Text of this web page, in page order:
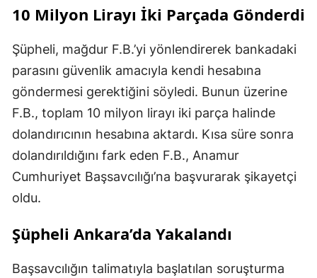
10 Milyon Lirayı İki Parçada Gönderdi
Şüpheli, mağdur F.B.’yi yönlendirerek bankadaki
parasını güvenlik amacıyla kendi hesabına
göndermesi gerektiğini söyledi. Bunun üzerine
F.B., toplam 10 milyon lirayı iki parça halinde
dolandırıcının hesabına aktardı. Kısa süre sonra
dolandırıldığını fark eden F.B., Anamur
Cumhuriyet Başsavcılığı’na başvurarak şikayetçi
oldu.
Şüpheli Ankara’da Yakalandı
Başsavcılığın talimatıyla başlatılan soruşturma